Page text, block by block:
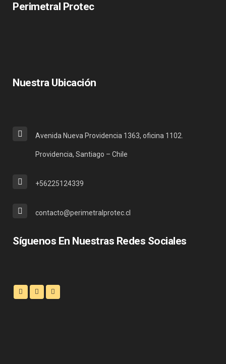
Perimetral Protec
Nuestra Ubicación
Avenida Nueva Providencia 1363, oficina 1102.
Providencia, Santiago – Chile
+56225124339
contacto@perimetralprotec.cl
Síguenos En Nuestras Redes Sociales